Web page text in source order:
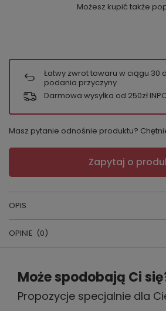
Możesz kupić także
Łatwy zwrot towaru w ciągu 30
podania przyczyny
Darmowa wysyłka od 250zł
Masz pytanie odnośnie produktu?
Zapytaj o
OPIS
Pas do pończoch
producent:
kraj produkcji:
kolory:
OPINIE (0)
Napisz swoją
Twoja ocena:
Może spodobają Ci
Propozycje specjalnie dla